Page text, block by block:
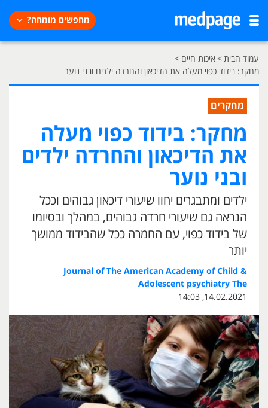
מחפשים מומחה?
עמוד הבית> איכות חיים >
מחקר: בידוד כפוי מעלה את הדיכאון והחרדה ילדים ובני נוער
מחקרים
מחקר: בידוד כפוי מעלה
את הדיכאון והחרדה ילדים
ובני נוער
ילדים ומתבגרים יחוו שיעורי דיכאון גבוהים וככל
הנראה גם שיעורי חרדה גבוהים, במהלך ובסיומו
של בידוד כפוי, עם החמרה ככל שהבידוד ממושך
יותר
Journal of The American Academy of Child &
Adolescent psychiatry The
14.02.2021, 14:03